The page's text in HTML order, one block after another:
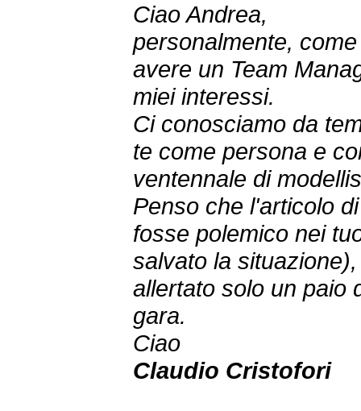
Ciao Andrea,
personalmente,
avere un Team
miei interessi.
Ci conosciamo da
te come persona e
ventennale di
Penso che l'articolo
fosse polemico nei
salvato la
allertato solo un paio
gara.
Ciao
Claudio Cristofori